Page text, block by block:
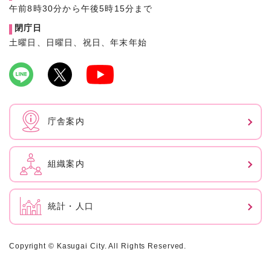
午前8時30分から午後5時15分まで
閉庁日
土曜日、日曜日、祝日、年末年始
庁舎案内
組織案内
統計・人口
Copyright © Kasugai City. All Rights Reserved.